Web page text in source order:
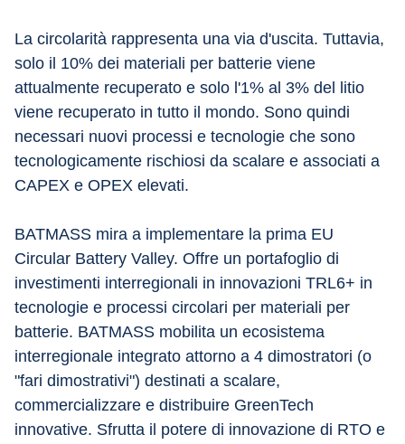
La circolarità rappresenta una via d'uscita. Tuttavia,
solo il 10% dei materiali per batterie viene
attualmente recuperato e solo l'1% al 3% del litio
viene recuperato in tutto il mondo. Sono quindi
necessari nuovi processi e tecnologie che sono
tecnologicamente rischiosi da scalare e associati a
CAPEX e OPEX elevati.
BATMASS mira a implementare la prima EU
Circular Battery Valley. Offre un portafoglio di
investimenti interregionali in innovazioni TRL6+ in
tecnologie e processi circolari per materiali per
batterie. BATMASS mobilita un ecosistema
interregionale integrato attorno a 4 dimostratori (o
"fari dimostrativi") destinati a scalare,
commercializzare e distribuire GreenTech
innovative. Sfrutta il potere di innovazione di RTO e